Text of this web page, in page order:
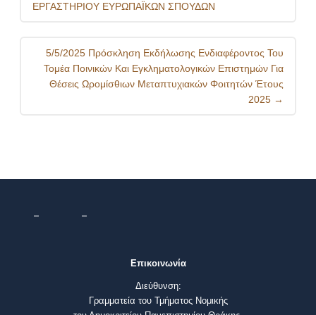
ΕΡΓΑΣΤΗΡΙΟΥ ΕΥΡΩΠΑΪΚΩΝ ΣΠΟΥΔΩΝ
5/5/2025 Πρόσκληση Εκδήλωσης Ενδιαφέροντος Του
Τομέα Ποινικών Και Εγκληματολογικών Επιστημών Για
Θέσεις Ωρομίσθιων Μεταπτυχιακών Φοιτητών Έτους
2025 →
Επικοινωνία
Διεύθυνση:
Γραμματεία του Τμήματος Νομικής